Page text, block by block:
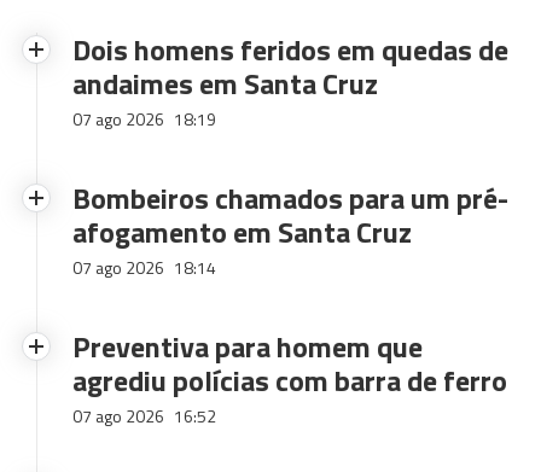
Dois homens feridos em quedas de
andaimes em Santa Cruz
07 ago 2026 18:19
Bombeiros chamados para um pré-
afogamento em Santa Cruz
07 ago 2026 18:14
Preventiva para homem que
agrediu polícias com barra de ferro
07 ago 2026 16:52